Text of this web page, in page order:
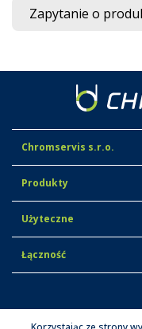
Zapytanie o
Chromservis s.r.o.
Produkty
Użyteczne
Łączność